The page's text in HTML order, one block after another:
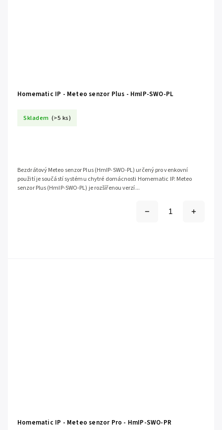
Homematic IP - Meteo senzor Plus - HmIP-SWO-PL
Skladem (>5 ks)
Bezdrátový Meteo senzor Plus (HmIP-SWO-PL) určený pro venkovní
použití je součástí systému chytré domácnosti Homematic IP. Meteo
senzor Plus (HmIP-SWO-PL) je rozšířenou verzí...
Homematic IP - Meteo senzor Pro - HmIP-SWO-PR